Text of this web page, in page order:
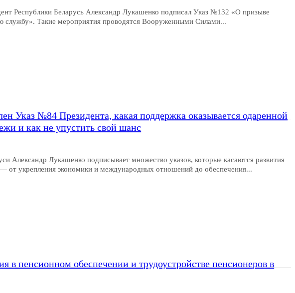
Республики Беларусь Александр Лукашенко подписал Указ №132 «О призыве
службу». Такие мероприятия проводятся Вооруженными Силами...
Указ №84 Президента, какая поддержка оказывается одаренной
и как не упустить свой шанс
Александр Лукашенко подписывает множество указов, которые касаются развития
от укрепления экономики и международных отношений до обеспечения...
в пенсионном обеспечении и трудоустройстве пенсионеров в